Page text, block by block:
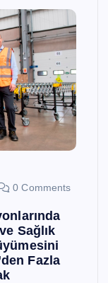
0 Comments
Sağlık
Fazla